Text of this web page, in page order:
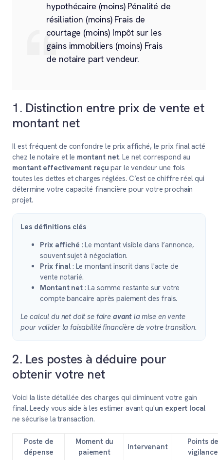
hypothécaire (moins) Pénalité de
résiliation (moins) Frais de
courtage (moins) Impôt sur les
gains immobiliers (moins) Frais
de notaire part vendeur.
1. Distinction entre prix de vente et
montant net
Il est fréquent de confondre le prix affiché, le prix final acté
chez le notaire et le montant net. Le net correspond au
montant effectivement reçu par le vendeur une fois
toutes les dettes et charges réglées. C’est ce chiffre réel qui
détermine votre capacité financière pour votre prochain
projet.
Les définitions clés
Prix affiché : Le montant visible dans l’annonce,
souvent sujet à négociation.
Prix final: Le montant inscrit dans l'acte de
vente notarié.
Montant net: La somme restante sur votre
compte bancaire après paiement des frais.
Le calcul du net doit se faire avant la mise en vente
pour valider la faisabilité financière de votre transition.
2. Les postes à déduire pour
obtenir votre net
Voici la liste détaillée des charges qui diminuent votre gain
final. Leedy vous aide à les estimer avant qu'un expert local
ne sécurise la transaction.
Poste de
dépense
Moment du
paiement
Intervenant
Points
vigilance